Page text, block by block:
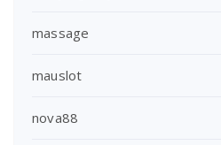
massage
mauslot
nova88